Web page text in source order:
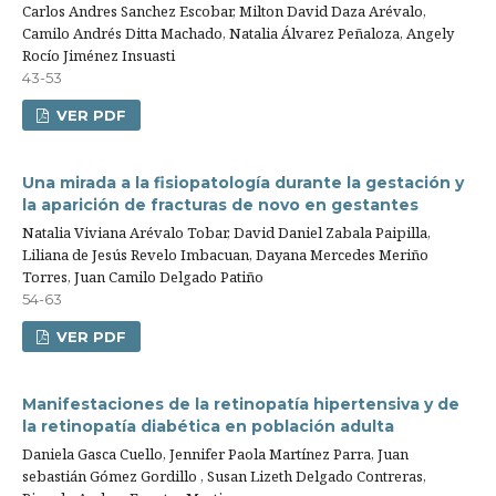
Carlos Andres Sanchez Escobar, Milton David Daza Arévalo,
Camilo Andrés Ditta Machado, Natalia Álvarez Peñaloza, Angely
Rocío Jiménez Insuasti
43-53
VER PDF
Una mirada a la fisiopatología durante la gestación y
la aparición de fracturas de novo en gestantes
Natalia Viviana Arévalo Tobar, David Daniel Zabala Paipilla,
Liliana de Jesús Revelo Imbacuan, Dayana Mercedes Meriño
Torres, Juan Camilo Delgado Patiño
54-63
VER PDF
Manifestaciones de la retinopatía hipertensiva y de
la retinopatía diabética en población adulta
Daniela Gasca Cuello, Jennifer Paola Martínez Parra, Juan
sebastián Gómez Gordillo , Susan Lizeth Delgado Contreras,